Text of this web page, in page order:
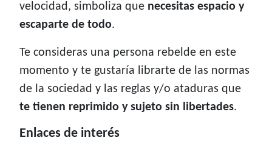
velocidad, simboliza que necesitas espacio y
escaparte de todo.
Te consideras una persona rebelde en este
momento y te gustaría librarte de las normas
de la sociedad y las reglas y/o ataduras que
te tienen reprimido y sujeto sin libertades.
Enlaces de interés